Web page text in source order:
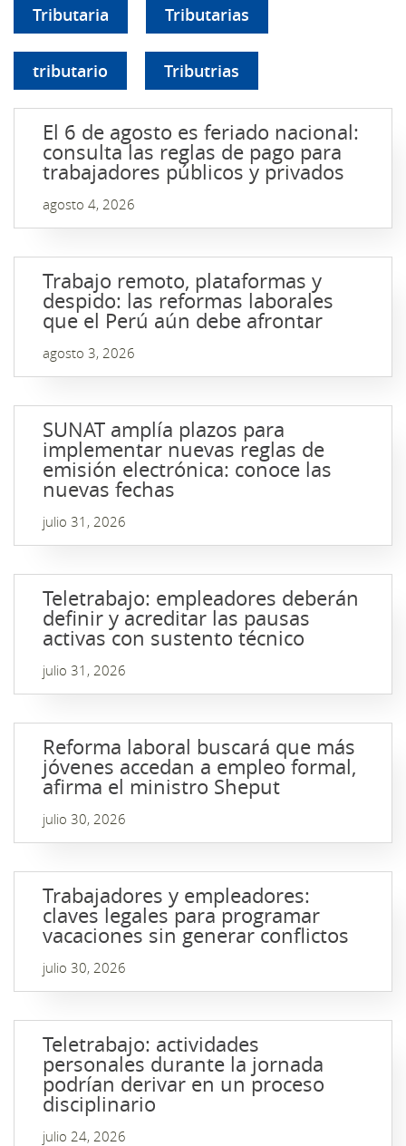
Tributaria Tributarias
tributario Tributrias
El 6 de agosto es feriado nacional:
consulta las reglas de pago para
trabajadores públicos y privados
agosto 4, 2026
Trabajo remoto, plataformas y
despido: las reformas laborales
que el Perú aún debe afrontar
agosto 3, 2026
SUNAT amplía plazos para
implementar nuevas reglas de
emisión electrónica: conoce las
nuevas fechas
julio 31, 2026
Teletrabajo: empleadores deberán
definir y acreditar las pausas
activas con sustento técnico
julio 31, 2026
Reforma laboral buscará que más
jóvenes accedan a empleo formal,
afirma el ministro Sheput
julio 30, 2026
Trabajadores y empleadores:
claves legales para programar
vacaciones sin generar conflictos
julio 30, 2026
Teletrabajo: actividades
personales durante la jornada
podrían derivar en un proceso
disciplinario
julio 24, 2026